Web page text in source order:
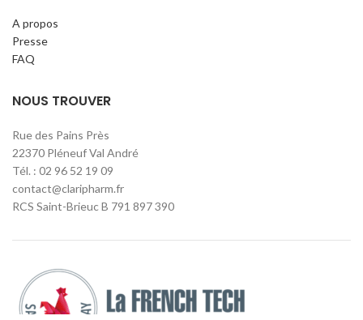
A propos
Presse
FAQ
NOUS TROUVER
Rue des Pains Près
22370 Pléneuf Val André
Tél. : 02 96 52 19 09
contact@claripharm.fr
RCS Saint-Brieuc B 791 897 390